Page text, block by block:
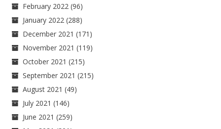
February 2022 (96)
January 2022 (288)
December 2021 (171)
November 2021 (119)
October 2021 (215)
September 2021 (215)
August 2021 (49)
July 2021 (146)
June 2021 (259)